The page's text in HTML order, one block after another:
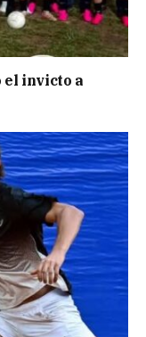
el invicto a